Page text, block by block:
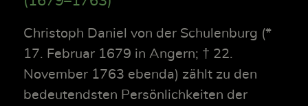
Christoph Daniel von der Schulenburg (*
17. Februar 1679 in Angern; † 22.
November 1763 ebenda) zählt zu den
bedeutendsten Persönlichkeiten der